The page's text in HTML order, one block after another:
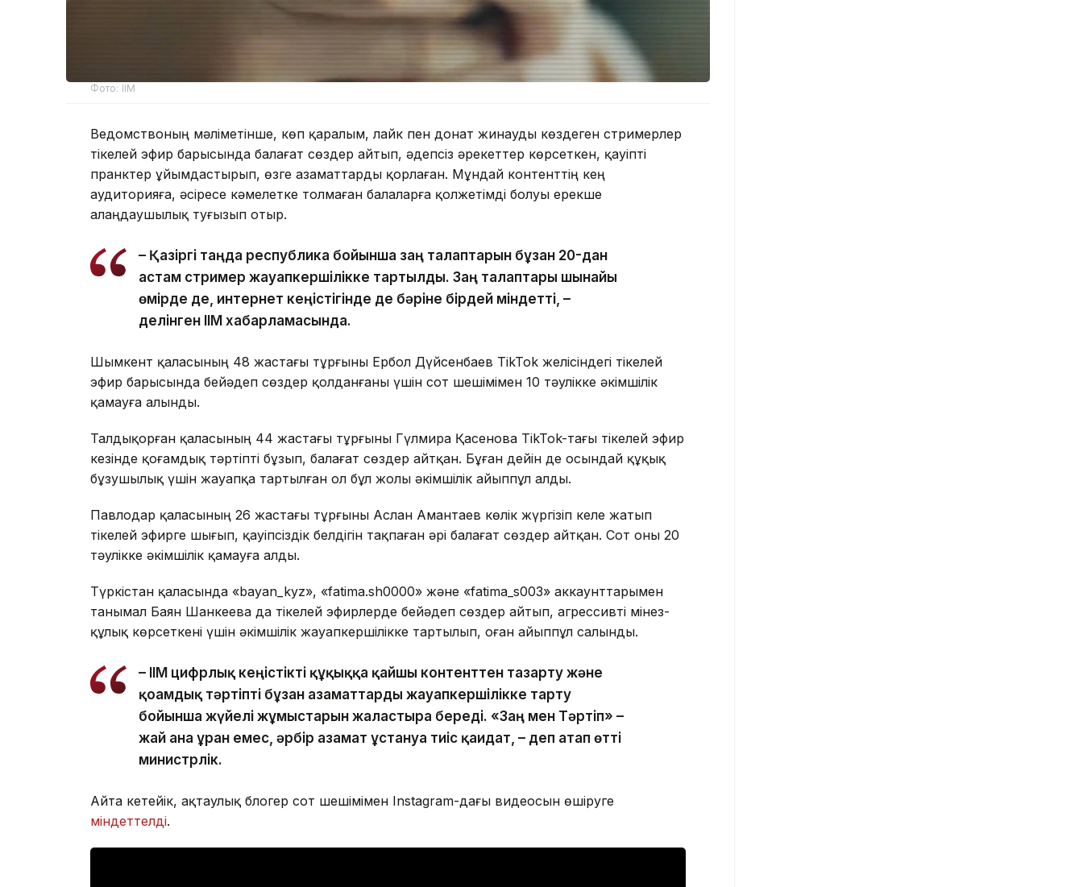
Фото: ІІМ
Ведомствоның мәліметінше, көп қаралым, лайк пен донат жинауды көздеген стримерлер
тікелей эфир барысында балағат сөздер айтып, әдепсіз әрекеттер көрсеткен, қауіпті
пранктер ұйымдастырып, өзге азаматтарды қорлаған. Мұндай контенттің кең
аудиторияға, әсіресе кәмелетке толмаған балаларға қолжетімді болуы ерекше
алаңдаушылық туғызып отыр.
– Қазіргі таңда республика бойынша заң талаптарын бұзған 20-дан
астам стример жауапкершілікке тартылды. Заң талаптары шынайы
өмірде де, интернет кеңістігінде де бәріне бірдей міндетті, –
делінген ІІМ хабарламасында.
Шымкент қаласының 48 жастағы тұрғыны Ербол Дүйсенбаев TikTok желісіндегі тікелей
эфир барысында бейәдеп сөздер қолданғаны үшін сот шешімімен 10 тәулікке әкімшілік
қамауға алынды.
Талдықорған қаласының 44 жастағы тұрғыны Гүлмира Қасенова TikTok-тағы тікелей эфир
кезінде қоғамдық тәртіпті бұзып, балағат сөздер айтқан. Бұған дейін де осындай құқық
бұзушылық үшін жауапқа тартылған ол бұл жолы әкімшілік айыппұл алды.
Павлодар қаласының 26 жастағы тұрғыны Аслан Амантаев көлік жүргізіп келе жатып
тікелей эфирге шығып, қауіпсіздік белдігін тақпаған әрі балағат сөздер айтқан. Сот оны 20
тәулікке әкімшілік қамауға алды.
Түркістан қаласында «bayan_kyz», «fatima.sh0000» және «fatima_s003» аккаунттарымен
танымал Баян Шанкеева да тікелей эфирлерде бейәдеп сөздер айтып, агрессивті мінез-
құлық көрсеткені үшін әкімшілік жауапкершілікке тартылып, оған айыппұл салынды.
– ІІМ цифрлық кеңістікті құқыққа қайшы контенттен тазарту және
қоғамдық тәртіпті бұзған азаматтарды жауапкершілікке тарту
бойынша жүйелі жұмыстарын жалғастыра береді. «Заң мен Тәртіп» –
жай ғана ұран емес, әрбір азамат ұстануға тиіс қағидат, – деп атап өтті
министрлік.
Айта кетейік, ақтаулық блогер сот шешімімен Instagram-дағы видеосын өшіруге
міндеттелді.